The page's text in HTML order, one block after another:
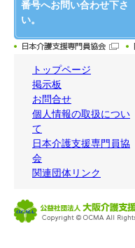
番号へお問い合わせ下さ
い。
トップページ
掲示板
お問合せ
個人情報の取扱につい
て
日本介護支援専門員協
会
関連団体リンク